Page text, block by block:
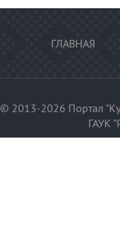
ГЛАВНАЯ
© 2013-2026 Портал
ГАУК